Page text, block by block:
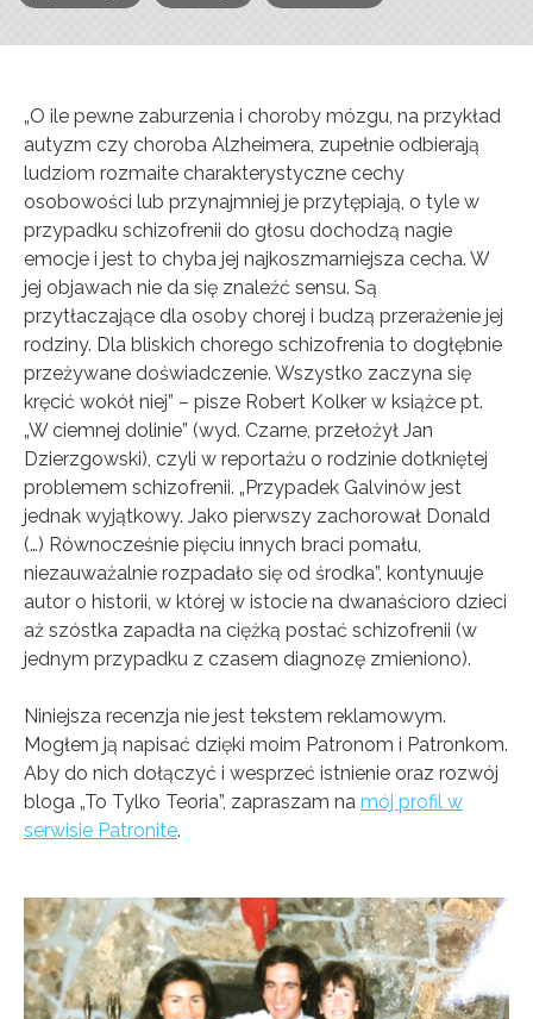
„O ile pewne zaburzenia i choroby mózgu, na przykład
autyzm czy choroba Alzheimera, zupełnie odbierają
ludziom rozmaite charakterystyczne cechy
osobowości lub przynajmniej je przytępiają, o tyle w
przypadku schizofrenii do głosu dochodzą nagie
emocje i jest to chyba jej najkoszmarniejsza cecha. W
jej objawach nie da się znaleźć sensu. Są
przytłaczające dla osoby chorej i budzą przerażenie jej
rodziny. Dla bliskich chorego schizofrenia to dogłębnie
przeżywane doświadczenie. Wszystko zaczyna się
kręcić wokół niej” – pisze Robert Kolker w książce pt.
„W ciemnej dolinie” (wyd. Czarne, przełożył Jan
Dzierzgowski), czyli w reportażu o rodzinie dotkniętej
problemem schizofrenii. „Przypadek Galvinów jest
jednak wyjątkowy. Jako pierwszy zachorował Donald
(…) Równocześnie pięciu innych braci pomału,
niezauważalnie rozpadało się od środka”, kontynuuje
autor o historii, w której w istocie na dwanaścioro dzieci
aż szóstka zapadła na ciężką postać schizofrenii (w
jednym przypadku z czasem diagnozę zmieniono).
Niniejsza recenzja nie jest tekstem reklamowym.
Mogłem ją napisać dzięki moim Patronom i Patronkom.
Aby do nich dołączyć i wesprzeć istnienie oraz rozwój
bloga „To Tylko Teoria”, zapraszam na mój profil w
serwisie Patronite.